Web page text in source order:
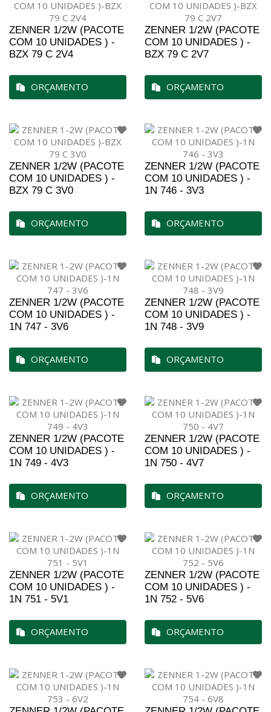
ZENNER 1/2W (PACOTE
COM 10 UNIDADES ) -
BZX 79 C 2V4
ORÇAMENTO
ZENNER 1/2W (PACOTE
COM 10 UNIDADES ) -
BZX 79 C 2V7
ORÇAMENTO
ZENNER 1/2W (PACOTE
COM 10 UNIDADES ) -
BZX 79 C 3V0
ORÇAMENTO
ZENNER 1/2W (PACOTE
COM 10 UNIDADES ) -
1N 746 - 3V3
ORÇAMENTO
ZENNER 1/2W (PACOTE
COM 10 UNIDADES ) -
1N 747 - 3V6
ORÇAMENTO
ZENNER 1/2W (PACOTE
COM 10 UNIDADES ) -
1N 748 - 3V9
ORÇAMENTO
ZENNER 1/2W (PACOTE
COM 10 UNIDADES ) -
1N 749 - 4V3
ORÇAMENTO
ZENNER 1/2W (PACOTE
COM 10 UNIDADES ) -
1N 750 - 4V7
ORÇAMENTO
ZENNER 1/2W (PACOTE
COM 10 UNIDADES ) -
1N 751 - 5V1
ORÇAMENTO
ZENNER 1/2W (PACOTE
COM 10 UNIDADES ) -
1N 752 - 5V6
ORÇAMENTO